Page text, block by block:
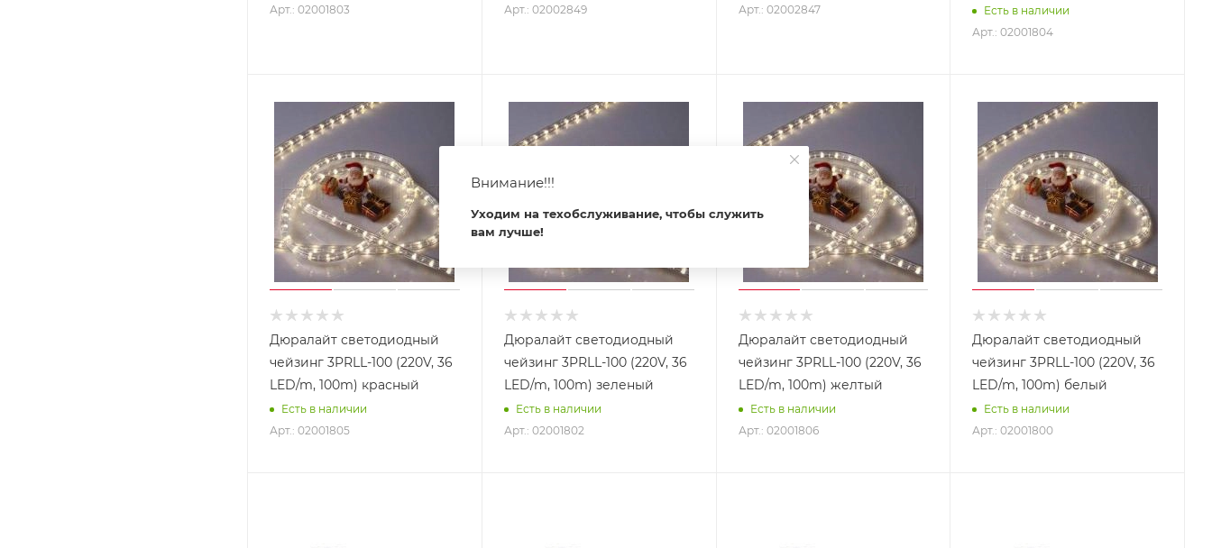
Арт.: 02001803
Арт.: 02002849
Арт.: 02002847
Есть в наличии
Арт.: 02001804
Дюралайт светодиодный
чейзинг 3PRLL-100 (220V, 36
LED/m, 100m) красный
Есть в наличии
Арт.: 02001805
Дюралайт светодиодный
чейзинг 3PRLL-100 (220V, 36
LED/m, 100m) зеленый
Есть в наличии
Арт.: 02001802
Дюралайт светодиодный
чейзинг 3PRLL-100 (220V, 36
LED/m, 100m) желтый
Есть в наличии
Арт.: 02001806
Дюралайт светодиодный
чейзинг 3PRLL-100 (220V, 36
LED/m, 100m) белый
Есть в наличии
Арт.: 02001800
Внимание!!!
Уходим на техобслуживание, чтобы служить
вам лучше!